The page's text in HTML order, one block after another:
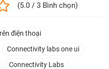
(5.0 / 3 Bình chọn)
điện thoại
Connectivity labs one ui
Connectivity Labs